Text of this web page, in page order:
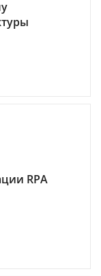
RPA